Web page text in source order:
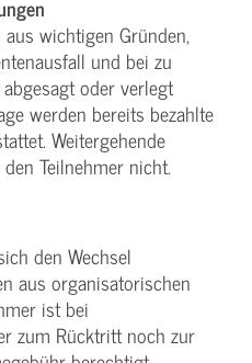
wichtigen Gründen,
und bei zu
oder verlegt
werden bereits bezahlte
Weitergehende
Teilnehmer nicht.
den Wechsel
aus organisatorischen
ist bei
zum Rücktritt noch zur